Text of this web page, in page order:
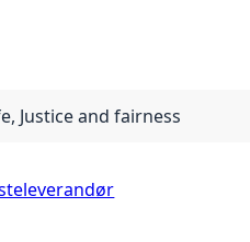
Justice and fairness